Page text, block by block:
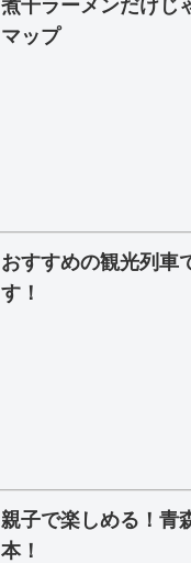
煮干ラーメンだけじ
マップ
おすすめの観光列車
す！
親子で楽しめる！青
本！